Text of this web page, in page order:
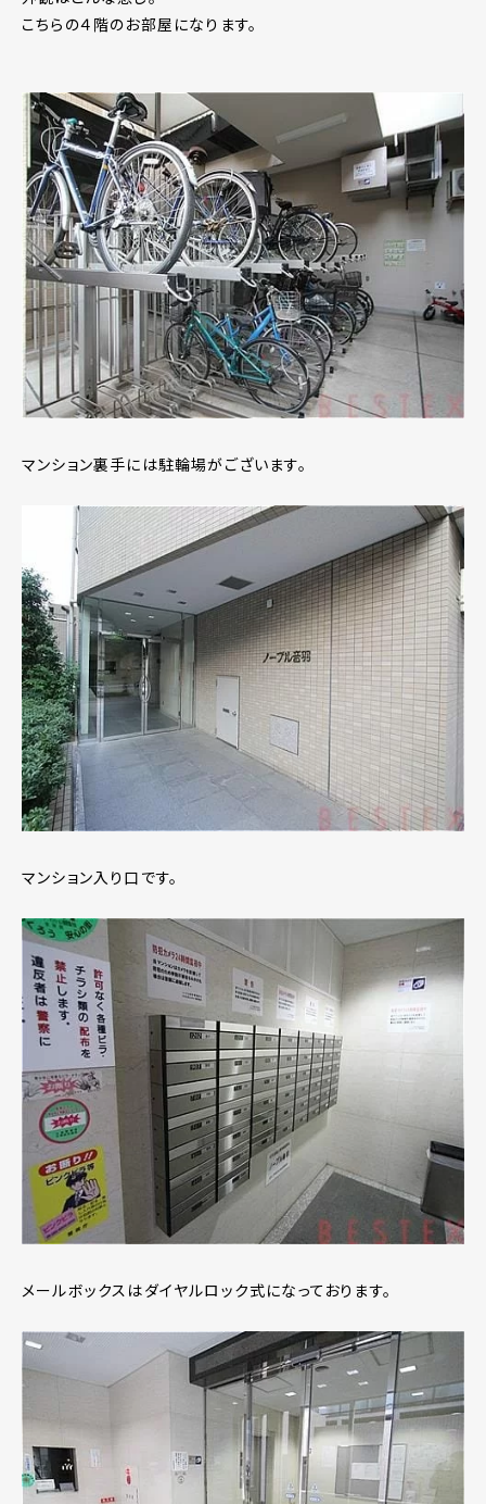
こちらの４階のお部屋になります。
マンション裏手には駐輪場がございます。
マンション入り口です。
メールボックスはダイヤルロック式になっております。